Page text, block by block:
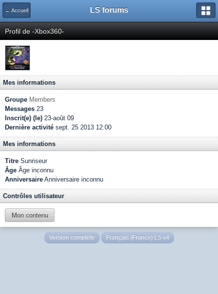
← Accueil LS forums
Profil de -Xbox360-
Mes informations
Groupe Members
Messages 23
Inscrit(e) (le) 23-août 09
Dernière activité sept. 25 2013 12:00
Mes informations
Titre Sunriseur
Âge Âge inconnu
Anniversaire Anniversaire inconnu
Contrôles utilisateur
Mon contenu
Version complète Français (France) LS v4